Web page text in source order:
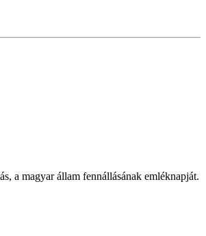
a magyar állam fennállásának emléknapját.